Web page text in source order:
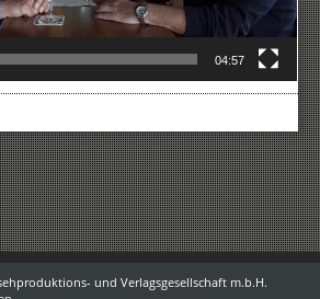
04:57
und Verlagsgesellschaft m.b.H.